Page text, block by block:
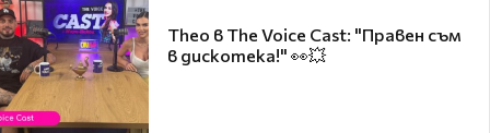
Theo в The Voice Cast: "Правен съм
в дискотека!" 👀💥